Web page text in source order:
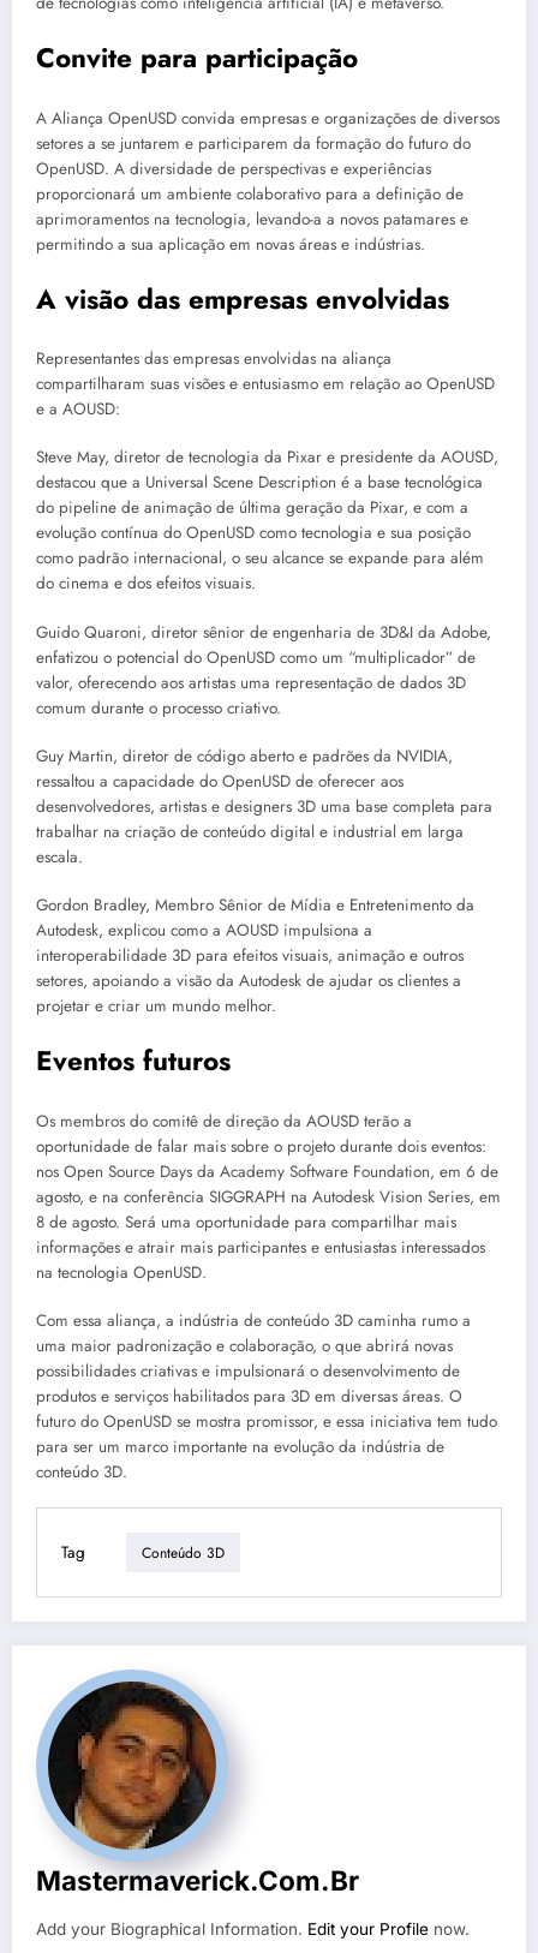
Convite para participação
A Aliança OpenUSD convida empresas e organizações de diversos
setores a se juntarem e participarem da formação do futuro do
OpenUSD. A diversidade de perspectivas e experiências
proporcionará um ambiente colaborativo para a definição de
aprimoramentos na tecnologia, levando-a a novos patamares e
permitindo a sua aplicação em novas áreas e indústrias.
A visão das empresas envolvidas
Representantes das empresas envolvidas na aliança
compartilharam suas visões e entusiasmo em relação ao OpenUSD
e a AOUSD:
Steve May, diretor de tecnologia da Pixar e presidente da AOUSD,
destacou que a Universal Scene Description é a base tecnológica
do pipeline de animação de última geração da Pixar, e com a
evolução contínua do OpenUSD como tecnologia e sua posição
como padrão internacional, o seu alcance se expande para além
do cinema e dos efeitos visuais.
Guido Quaroni, diretor sênior de engenharia de 3D&I da Adobe,
enfatizou o potencial do OpenUSD como um “multiplicador” de
valor, oferecendo aos artistas uma representação de dados 3D
comum durante o processo criativo.
Guy Martin, diretor de código aberto e padrões da NVIDIA,
ressaltou a capacidade do OpenUSD de oferecer aos
desenvolvedores, artistas e designers 3D uma base completa para
trabalhar na criação de conteúdo digital e industrial em larga
escala.
Gordon Bradley, Membro Sênior de Mídia e Entretenimento da
Autodesk, explicou como a AOUSD impulsiona a
interoperabilidade 3D para efeitos visuais, animação e outros
setores, apoiando a visão da Autodesk de ajudar os clientes a
projetar e criar um mundo melhor.
Eventos futuros
Os membros do comitê de direção da AOUSD terão a
oportunidade de falar mais sobre o projeto durante dois eventos:
nos Open Source Days da Academy Software Foundation, em 6 de
agosto, e na conferência SIGGRAPH na Autodesk Vision Series, em
8 de agosto. Será uma oportunidade para compartilhar mais
informações e atrair mais participantes e entusiastas interessados
na tecnologia OpenUSD.
Com essa aliança, a indústria de conteúdo 3D caminha rumo a
uma maior padronização e colaboração, o que abrirá novas
possibilidades criativas e impulsionará o desenvolvimento de
produtos e serviços habilitados para 3D em diversas áreas. O
futuro do OpenUSD se mostra promissor, e essa iniciativa tem tudo
para ser um marco importante na evolução da indústria de
conteúdo 3D.
Tag Conteúdo 3D
Mastermaverick.com.br
Add your Biographical Information. Edit your Profile now.